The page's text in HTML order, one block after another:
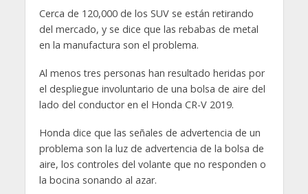
Cerca de 120,000 de los SUV se están retirando
del mercado, y se dice que las rebabas de metal
en la manufactura son el problema.
Al menos tres personas han resultado heridas por
el despliegue involuntario de una bolsa de aire del
lado del conductor en el Honda CR-V 2019.
Honda dice que las señales de advertencia de un
problema son la luz de advertencia de la bolsa de
aire, los controles del volante que no responden o
la bocina sonando al azar.